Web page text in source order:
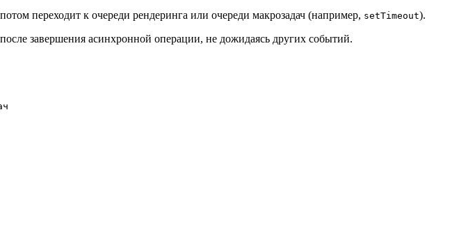
переходит к очереди рендеринга или очереди макрозадач (например, setTimeout).
завершения асинхронной операции, не дожидаясь других событий.